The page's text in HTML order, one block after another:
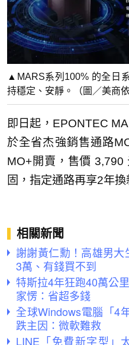
▲MARS系列100% 的全日
持穩定、安靜。（圖／美商依
即日起，EPONTEC
於全省杰強銷售通路
MO+開賣，售價
固，指定通路再享2年換
相關新聞
謝謝黃仁勳！高雄男
3萬、有錢買不到
特斯拉4年狂跑40萬公
家愣：省超多錢
全球Windows電腦「4
跌主因：微軟難救
LINE「免費新字型」